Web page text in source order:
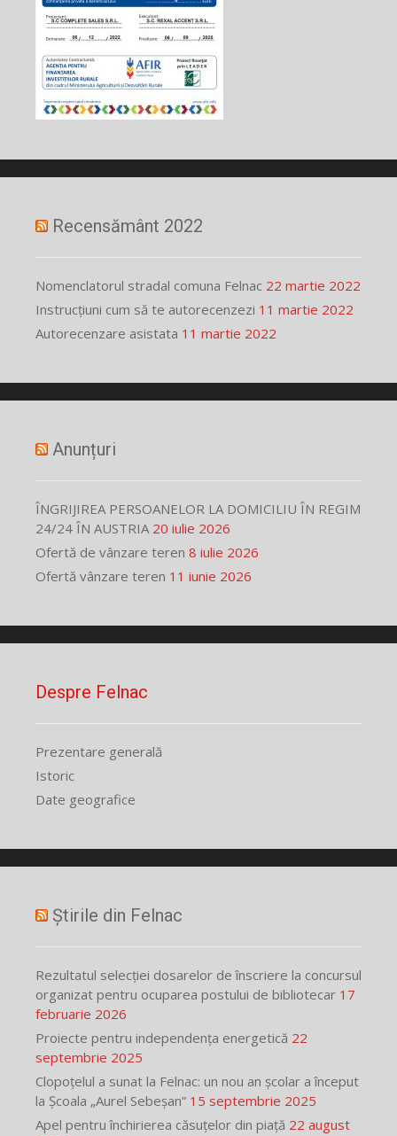
Recensământ 2022
Nomenclatorul stradal comuna Felnac 22 martie 2022
Instrucțiuni cum să te autorecenzezi 11 martie 2022
Autorecenzare asistata 11 martie 2022
Anunțuri
ÎNGRIJIREA PERSOANELOR LA DOMICILIU ÎN REGIM
24/24 ÎN AUSTRIA 20 iulie 2026
Ofertă de vânzare teren 8 iulie 2026
Ofertă vânzare teren 11 iunie 2026
Despre Felnac
Prezentare generală
Istoric
Date geografice
Știrile din Felnac
Rezultatul selecției dosarelor de înscriere la concursul
organizat pentru ocuparea postului de bibliotecar 17
februarie 2026
Proiecte pentru independența energetică 22
septembrie 2025
Clopoțelul a sunat la Felnac: un nou an școlar a început
la Școala „Aurel Sebeșan” 15 septembrie 2025
Apel pentru închirierea căsuțelor din piață 22 august